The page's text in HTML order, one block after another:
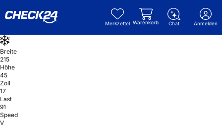
Merkzettel Warenkorb Chat Anmelden
Breite
215
Höhe
45
Zoll
17
Last
91
Speed
V